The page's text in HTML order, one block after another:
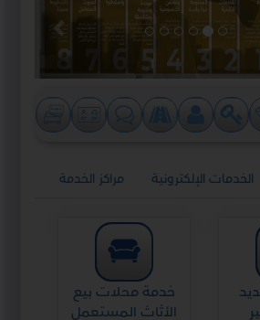
الخدمات الإلكترونية مراكز الخدمة
خدمة محلات بيع
الأثاث المستعمل